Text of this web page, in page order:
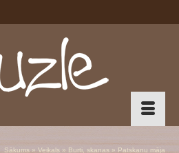
Sākums » Veikals » Burti, skaņas » Patskaņu māja